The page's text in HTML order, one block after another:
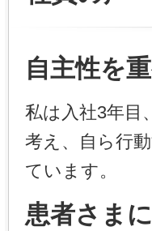
自主性を
私は入社3年目
考え、自ら行
ています。
患者さま